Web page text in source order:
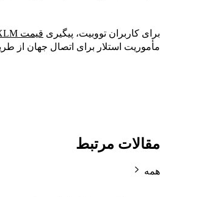
برای کاربران تووبیت، پیگیری قیمت XLM
مأموریت استلار برای اتصال جهان از
مقالات مرتبط
همه